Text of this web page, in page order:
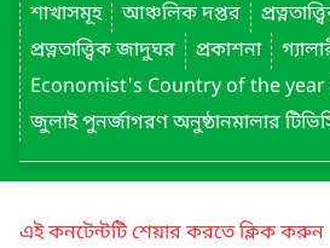
শাখাসমূহ
আঞ্চলিক দপ্তর
প্রত্নতাত্ত্বিক জাদুঘর
প্রকাশনা
Economist's Country of the year
জুলাই পুনর্জাগরণ অনুষ্ঠানমালার
এই কনটেন্টটি শেয়ার করতে ক্লিক করুন